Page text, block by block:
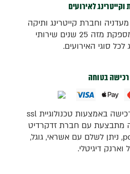
וקייטרינג לאירועים
וחברת קייטרינג ותיקה
ורבת מוניטין המספקת מזה 25 שנים שירותי
לכל סוגי האירועים.
רכישה בטוחה
אתרינו מאובטח לרכישה באמצעות טכנולוגיית ssl
מתבצעת עם חברת זדקרדיט
ועומדת בתקן - pci, ניתן לשלם עם אשראי, גוגל,
וארנק דיגיטלי.